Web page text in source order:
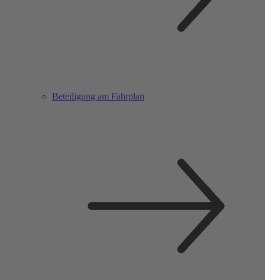
Beteiligung am Fahrplan